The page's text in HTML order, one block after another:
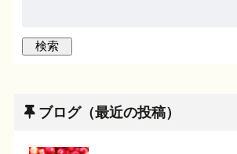
ブログ（最近の投稿）